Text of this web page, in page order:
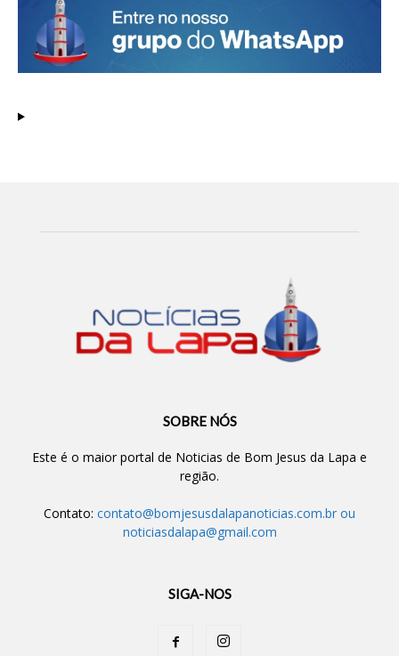
SOBRE NÓS
Este é o maior portal de Noticias de Bom Jesus da Lapa e
região.
Contato: contato@bomjesusdalapanoticias.com.br ou
noticiasdalapa@gmail.com
SIGA-NOS